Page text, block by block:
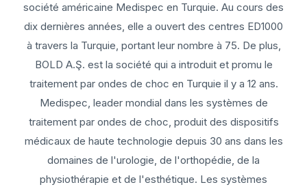
société américaine Medispec en Turquie. Au cours des
dix dernières années, elle a ouvert des centres ED1000
à travers la Turquie, portant leur nombre à 75. De plus,
BOLD A.Ş. est la société qui a introduit et promu le
traitement par ondes de choc en Turquie il y a 12 ans.
Medispec, leader mondial dans les systèmes de
traitement par ondes de choc, produit des dispositifs
médicaux de haute technologie depuis 30 ans dans les
domaines de l'urologie, de l'orthopédie, de la
physiothérapie et de l'esthétique. Les systèmes